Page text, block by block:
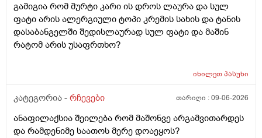
გამიგია რომ მურტი კარი ის დროს ლაურა და სულ
ფატი არის ალერგიული ტოპი კრემის სახის და ტანის
დასაბანგელში შედისლაურად სულ ფატი და მაშინ
რატომ არის უსაფრთხო?
იხილეთპასუხი
კატეგორია - რჩევები თარიღი :09-06-2026
ანაფილაქსია შეილება რომ მაშონვე არგამვითარდეს
და რამდენიმე საათოს მერე დოაეყოს?